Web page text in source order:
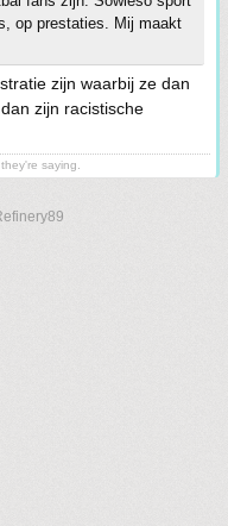
op prestaties. Mij maakt
zijn waarbij ze dan
zijn racistische
saying.